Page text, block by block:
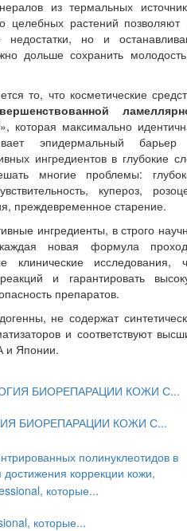
из термальных
целебных растений позволяют
недостатки, но и
дольше сохранить
то, что косметические
которая максимально
эпидермальный
ингредиентов в глубокие
многие проблемы:
купероз,
преждевременное старение.
ингредиенты, в строго
новая формула
клинические исследования,
и гарантировать
препаратов.
не содержат
и соответствуют
и Японии.
БИОРЕПАРАЦИИ КОЖИ С...
полинуклеотидов в
коррекции кожи,
которые...